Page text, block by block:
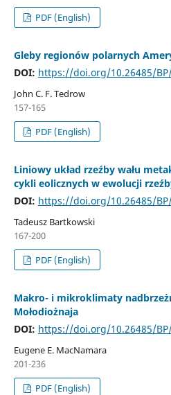
PDF (English)
Gleby regionów polarnych
DOI: https://doi.org/10.26485/
John C. F. Tedrow
157-165
PDF (English)
Liniowy układ rzeźby wału
cykli eolicznych w ewolucji
DOI: https://doi.org/10.26485/
Tadeusz Bartkowski
167-200
PDF (English)
Makro- i mikroklimaty
Mołodiożnaja
DOI: https://doi.org/10.26485/
Eugene E. MacNamara
201-236
PDF (English)